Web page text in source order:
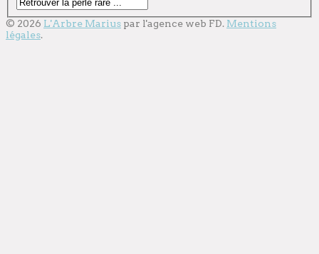
© 2026 L'Arbre Marius par l'agence web FD. Mentions
légales.